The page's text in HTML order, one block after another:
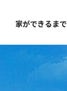
家ができるまで